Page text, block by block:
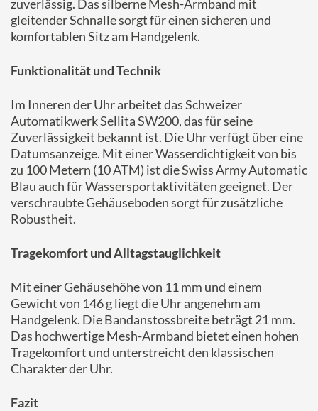
zuverlässig. Das silberne Mesh-Armband mit
gleitender Schnalle sorgt für einen sicheren und
komfortablen Sitz am Handgelenk.
Funktionalität und Technik
Im Inneren der Uhr arbeitet das Schweizer
Automatikwerk Sellita SW200, das für seine
Zuverlässigkeit bekannt ist. Die Uhr verfügt über eine
Datumsanzeige. Mit einer Wasserdichtigkeit von bis
zu 100 Metern (10 ATM) ist die Swiss Army Automatic
Blau auch für Wassersportaktivitäten geeignet. Der
verschraubte Gehäuseboden sorgt für zusätzliche
Robustheit.​
Tragekomfort und Alltagstauglichkeit
Mit einer Gehäusehöhe von 11 mm und einem
Gewicht von 146 g liegt die Uhr angenehm am
Handgelenk. Die Bandanstossbreite beträgt 21 mm.
Das hochwertige Mesh-Armband bietet einen hohen
Tragekomfort und unterstreicht den klassischen
Charakter der Uhr.​
Fazit